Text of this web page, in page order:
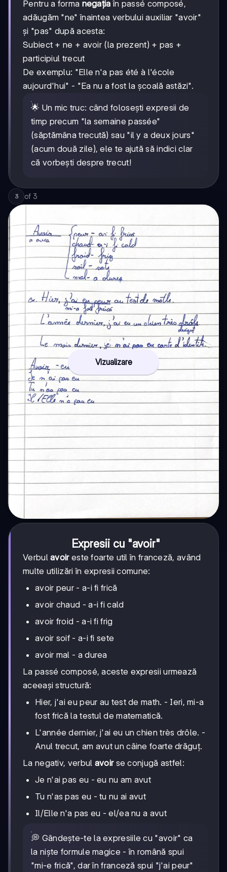
Pentru a forma negația în passé composé,
adăugăm "ne" înaintea verbului auxiliar "avoir"
și "pas" după acesta:
Subiect + ne + avoir (la prezent) + pas +
participiul trecut
De exemplu: "Elle n'a pas été à l'école
aujourd'hui" - "Ea nu a fost la școală astăzi".
🌟 Un mic truc: când folosești expresii de
timp precum "la semaine passée"
(săptămâna trecută) sau "il y a deux jours"
(acum două zile), ele te ajută să indici clar
că vorbești despre trecut!
3 of 3
Vizualizare
Expresii cu "avoir"
Verbulavoireste foarte util în franceză, având
multe utilizări în expresii comune:
avoir peur - a-i fi frică
avoir chaud - a-i fi cald
avoir froid - a-i fi frig
avoir soif - a-i fi sete
avoir mal - a durea
La passé composé, aceste expresii urmează
aceeași structură:
Hier, j'ai eu peur au test de math. - Ieri, mi-a
fost frică la testul de matematică.
L'année dernier, j'ai eu un chien très drôle. -
Anul trecut, am avut un câine foarte drăguț.
La negativ, verbul avoirse conjugă astfel:
Je n'ai pas eu - eu nu am avut
Tu n'as pas eu - tu nu ai avut
Il/Elle n'a pas eu - el/ea nu a avut
💭 Gândește-te la expresiile cu "avoir" ca
la niște formule magice - în română spui
"mi-e frică", dar în franceză spui "j'ai peur"